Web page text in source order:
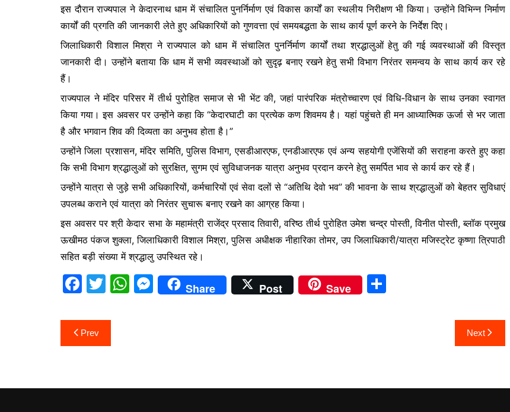
इस दौरान राज्यपाल ने केदारनाथ धाम में संचालित पुनर्निर्माण एवं विकास कार्यों का स्थलीय निरीक्षण भी किया। उन्होंने विभिन्न निर्माण
कार्यों की प्रगति की जानकारी लेते हुए अधिकारियों को गुणवत्ता एवं समयबद्धता के साथ कार्य पूर्ण करने के निर्देश दिए।
जिलाधिकारी विशाल मिश्रा ने राज्यपाल को धाम में संचालित पुनर्निर्माण कार्यों तथा श्रद्धालुओं हेतु की गई व्यवस्थाओं की विस्तृत
जानकारी दी। उन्होंने बताया कि धाम में सभी व्यवस्थाओं को सुदृढ़ बनाए रखने हेतु सभी विभाग निरंतर समन्वय के साथ कार्य कर रहे
हैं।
राज्यपाल ने मंदिर परिसर में तीर्थ पुरोहित समाज से भी भेंट की, जहां पारंपरिक मंत्रोच्चारण एवं विधि-विधान के साथ उनका स्वागत
किया गया। इस अवसर पर उन्होंने कहा कि “केदारघाटी का प्रत्येक कण शिवमय है। यहां पहुंचते ही मन आध्यात्मिक ऊर्जा से भर जाता
है और भगवान शिव की दिव्यता का अनुभव होता है।”
उन्होंने जिला प्रशासन, मंदिर समिति, पुलिस विभाग, एसडीआरएफ, एनडीआरएफ एवं अन्य सहयोगी एजेंसियों की सराहना करते हुए कहा
कि सभी विभाग श्रद्धालुओं को सुरक्षित, सुगम एवं सुविधाजनक यात्रा अनुभव प्रदान करने हेतु समर्पित भाव से कार्य कर रहे हैं।
उन्होंने यात्रा से जुड़े सभी अधिकारियों, कर्मचारियों एवं सेवा दलों से “अतिथि देवो भव” की भावना के साथ श्रद्धालुओं को बेहतर सुविधाएं
उपलब्ध कराने एवं यात्रा को निरंतर सुचारू बनाए रखने का आग्रह किया।
इस अवसर पर श्री केदार सभा के महामंत्री राजेंद्र प्रसाद तिवारी, वरिष्ठ तीर्थ पुरोहित उमेश चन्द्र पोस्ती, विनीत पोस्ती, ब्लॉक प्रमुख
ऊखीमठ पंकज शुक्ला, जिलाधिकारी विशाल मिश्रा, पुलिस अधीक्षक नीहारिका तोमर, उप जिलाधिकारी/यात्रा मजिस्ट्रेट कृष्णा त्रिपाठी
सहित बड़ी संख्या में श्रद्धालु उपस्थित रहे।
F
c
e
T
itt
er
W M
e
Share Post Save
Post
navigation
Prev Next